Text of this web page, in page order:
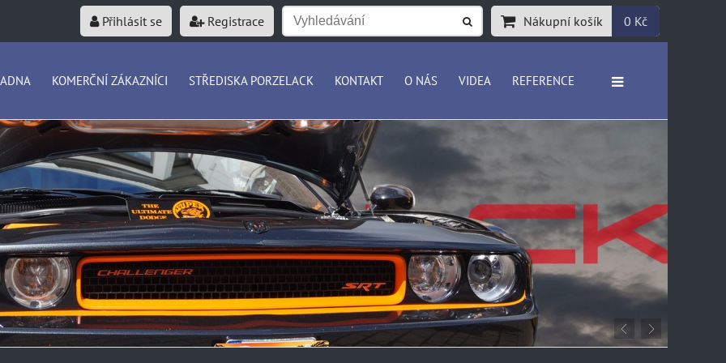
Přihlásit se Registrace Nákupní košík 0 Kč
KOMERČNÍ ZÁKAZNÍCI STŘEDISKA PORZELACK KONTAKT O NÁS VIDEA REFERENCE